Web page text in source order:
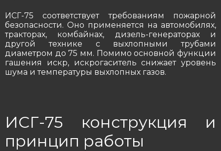
ИСГ-75 соответствует требованиям пожарной
безопасности. Оно применяется на автомобилях,
тракторах, комбайнах, дизель-генераторах и
другой технике с выхлопными трубами
диаметром до 75 мм. Помимо основной функции
гашения искр, искрогаситель снижает уровень
шума и температуры выхлопных газов.
ИСГ-75 конструкция и
принцип работы